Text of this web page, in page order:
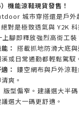
機能涼鞋現貨發售！
城市穿搭還是戶外
絕對是極致透氣與 Y2K
上腳即釋放強烈高街工裝
： 搭載抓地防滑大底
或日常通勤都輕鬆駕馭
： 鏤空網布與戶外涼
爽。
版型偏窄。建議選大半
選大一碼更舒適。